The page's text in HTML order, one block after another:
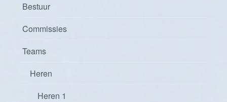
Bestuur
Commissies
Teams
Heren
Heren 1